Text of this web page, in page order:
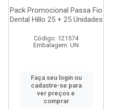
Pack Promocional Passa Fio
Dental Hillo 25 + 25 Unidades
Código: 121574
Embalagem: UN
Faça seu login ou
cadastre-se para
ver preços e
comprar